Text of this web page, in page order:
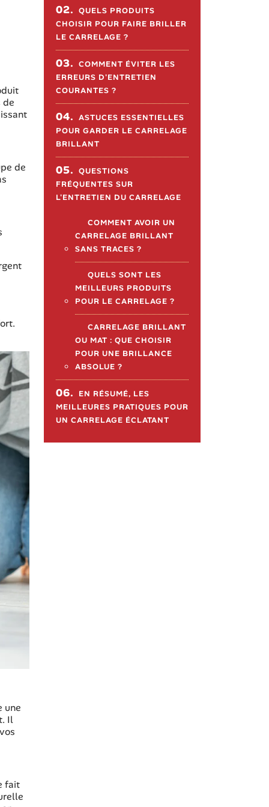
de
de
une
Il
fait
02. QUELS PRODUITS
CHOISIR POUR FAIRE BRILLER
LE CARRELAGE ?
03. COMMENT ÉVITER LES
ERREURS D'ENTRETIEN
COURANTES ?
04. ASTUCES ESSENTIELLES
POUR GARDER LE CARRELAGE
BRILLANT
05. QUESTIONS
FRÉQUENTES SUR
L'ENTRETIEN DU CARRELAGE
COMMENT AVOIR UN
CARRELAGE BRILLANT
SANS TRACES ?
QUELS SONT LES
MEILLEURS PRODUITS
POUR LE CARRELAGE ?
CARRELAGE BRILLANT
OU MAT : QUE CHOISIR
POUR UNE BRILLANCE
ABSOLUE ?
06.
EN RÉSUMÉ, LES
MEILLEURES PRATIQUES POUR
UN CARRELAGE ÉCLATANT